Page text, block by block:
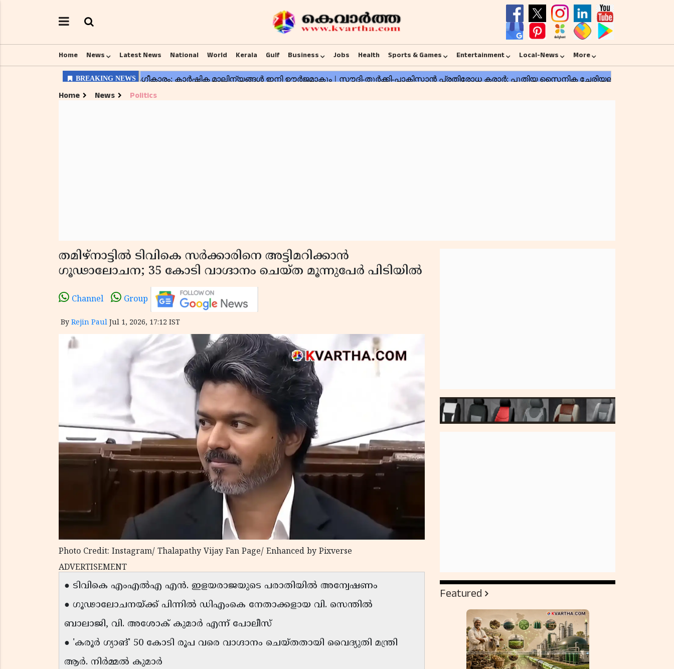
Home News Latest News National World Kerala Gulf Business Jobs Health Sports & Games Entertainment Local-News More
Home News Politics
തമിഴ്‌നാട്ടിൽ ടിവികെ സർക്കാരിനെ അട്ടിമറിക്കാൻ
ഗൂഢാലോചന; 35 കോടി വാഗ്ദാനം ചെയ്ത മൂന്നുപേർ പിടിയിൽ
Channel Group
By Rejin Paul Jul 1, 2026, 17:12 IST
Photo Credit: Instagram/ Thalapathy Vijay Fan Page/ Enhanced by Pixverse
ADVERTISEMENT
● ടിവികെ എംഎൽഎ എൻ. ഇളയരാജയുടെ പരാതിയിൽ അന്വേഷണം
● ഗൂഢാലോചനയ്ക്ക് പിന്നിൽ ഡിഎംകെ നേതാക്കളായ വി. സെന്തിൽ
ബാലാജി, വി. അശോക് കുമാർ എന്ന് പോലീസ്
● 'കരൂർ ഗ്യാങ്' 50 കോടി രൂപ വരെ വാഗ്ദാനം ചെയ്തതായി വൈദ്യുതി മന്ത്രി
ആർ. നിർമ്മൽ കുമാർ
Featured